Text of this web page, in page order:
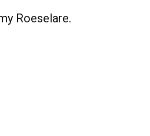
Roeselare.